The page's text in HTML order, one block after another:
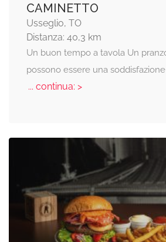
CAMINETTO
Usseglio, TO
Distanza: 40,3 km
Un buon tempo a tavola Un
possono essere una
... continua: >